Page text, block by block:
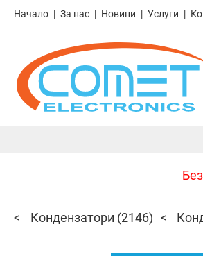
Начало За нас Новини Услуги
Кондензатори (2146)